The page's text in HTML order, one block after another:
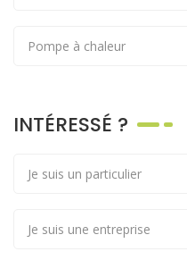
Pompe à chaleur
INTÉRESSÉ ?
Je suis un particulier
Je suis une entreprise